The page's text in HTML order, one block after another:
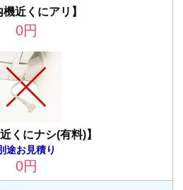
機近くにアリ】
0円
くにナシ(有料)】
途お見積り
0円